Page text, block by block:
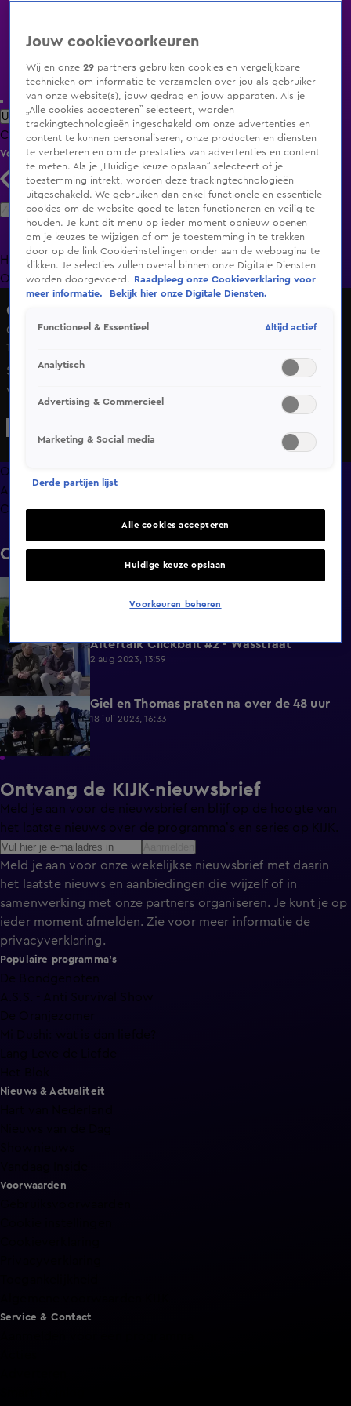
Uitzending Gemist Populaire programma's Zenders Genres
ClipsFilmsRadioSmart TV inlogShop
Volg KIJK
Zoeken
HomeUitzending Gemist Programma's De Bondgenoten
OranjezomerLivestreamsShop
ClickBait
Giel en Thomas praten na over de 48 uur
18 juli 2023, 16:33
Stefan, Giel en Thomas praten na over de gebeurtenissen
van de afgelopen 48 uur
Overzicht
Afleveringen
Clips
Clips
Aftertalk Ontvoering - Clickbait #3
4 aug 2023, 11:15
4:03 Aftertalk Clickbait #2 - Wasstraat
2 aug 2023, 13:59
7:16 Giel en Thomas praten na over de 48 uur
18 juli 2023, 16:33
Ontvang de KIJK-nieuwsbrief
Meld je aan voor de nieuwsbrief en blijf op de hoogte van
het laatste nieuws over de programma’s en series op KIJK.
Meld je aan voor onze wekelijkse nieuwsbrief met daarin
het laatste nieuws en aanbiedingen die wijzelf of in
samenwerking met onze partners organiseren. Je kunt je op
ieder moment afmelden. Zie voor meer informatie de
privacyverklaring.
Populaire programma's
De Bondgenoten
A.S.S. - Anti Survival Show
De Oranjezomer
Nieuws & Actualiteit
Voorwaarden
Service & Contact
Jouw cookievoorkeuren
Wij en onze29 partners gebruiken cookies en vergelijkbare
technieken om informatie te verzamelen over jou als gebruiker
van onze website(s), jouw gedrag en jouw apparaten. Als je
„Alle cookies accepteren” selecteert, worden
trackingtechnologieën ingeschakeld om onze advertenties en
content te kunnen personaliseren, onze producten en diensten
te verbeteren en om de prestaties van advertenties en content
te meten. Als je „Huidige keuze opslaan” selecteert of je
toestemming intrekt, worden deze trackingtechnologieën
uitgeschakeld. We gebruiken dan enkel functionele en essentiële
cookies om de website goed te laten functioneren en veilig te
houden. Je kunt dit menu op ieder moment opnieuw openen
om je keuzes te wijzigen of om je toestemming in te trekken
door op de link Cookie-instellingen onder aan de webpagina te
klikken. Je selecties zullen overal binnen onze Digitale Diensten
worden doorgevoerd.
Raadpleeg onze Cookieverklaring voor
meer informatie.
Bekijk hier onze Digitale Diensten.
Functioneel & Essentieel Altijd actief
Analytisch
Advertising & Commercieel
Marketing & Social media
Derde partijen lijst
Alle cookies accepteren
Huidige keuze opslaan
Voorkeuren beheren